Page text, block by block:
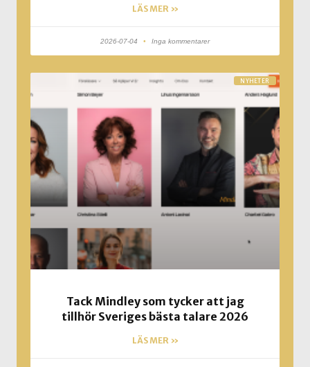
LÄS MER »
2026-07-04 Inga kommentarer
NYHETER
Tack Mindley som tycker att jag
tillhör Sveriges bästa talare 2026
LÄS MER »